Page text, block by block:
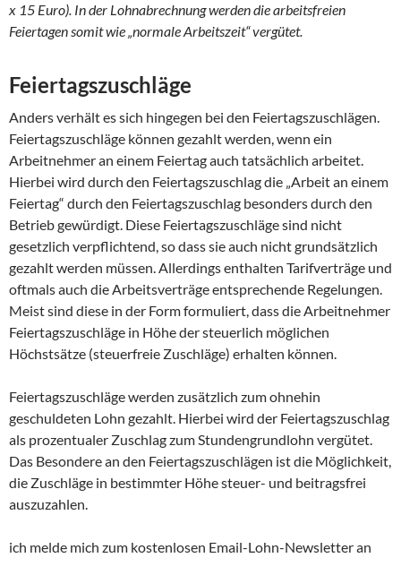
x 15 Euro). In der Lohnabrechnung werden die arbeitsfreien
Feiertagen somit wie „normale Arbeitszeit“ vergütet.
Feiertagszuschläge
Anders verhält es sich hingegen bei den Feiertagszuschlägen.
Feiertagszuschläge können gezahlt werden, wenn ein
Arbeitnehmer an einem Feiertag auch tatsächlich arbeitet.
Hierbei wird durch den Feiertagszuschlag die „Arbeit an einem
Feiertag“ durch den Feiertagszuschlag besonders durch den
Betrieb gewürdigt. Diese Feiertagszuschläge sind nicht
gesetzlich verpflichtend, so dass sie auch nicht grundsätzlich
gezahlt werden müssen. Allerdings enthalten Tarifverträge und
oftmals auch die Arbeitsverträge entsprechende Regelungen.
Meist sind diese in der Form formuliert, dass die Arbeitnehmer
Feiertagszuschläge in Höhe der steuerlich möglichen
Höchstsätze (steuerfreie Zuschläge) erhalten können.
Feiertagszuschläge werden zusätzlich zum ohnehin
geschuldeten Lohn gezahlt. Hierbei wird der Feiertagszuschlag
als prozentualer Zuschlag zum Stundengrundlohn vergütet.
Das Besondere an den Feiertagszuschlägen ist die Möglichkeit,
die Zuschläge in bestimmter Höhe steuer- und beitragsfrei
auszuzahlen.
ich melde mich zum kostenlosen Email-Lohn-Newsletter an